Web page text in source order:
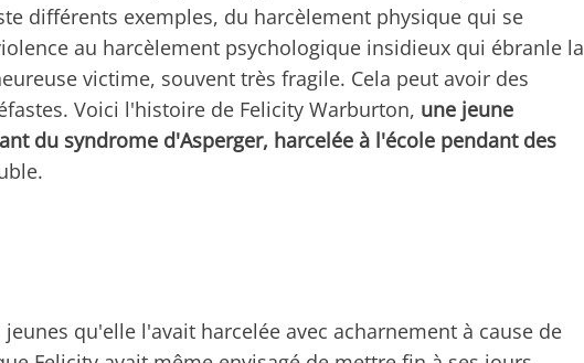
différents exemples, du harcèlement physique qui se
au harcèlement psychologique insidieux qui ébranle la
victime, souvent très fragile. Cela peut avoir des
Voici l'histoire de Felicity Warburton, une jeune
du syndrome d'Asperger, harcelée à l'école pendant des
qu'elle l'avait harcelée avec acharnement à cause de